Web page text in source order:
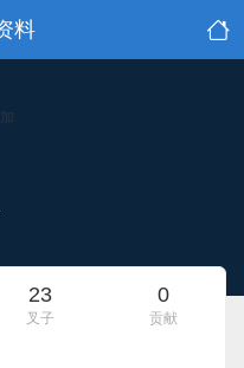
料
23
叉子
0
贡献